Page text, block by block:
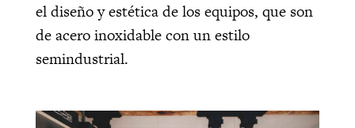
el diseño y estética de los equipos, que son
de acero inoxidable con un estilo
semindustrial.